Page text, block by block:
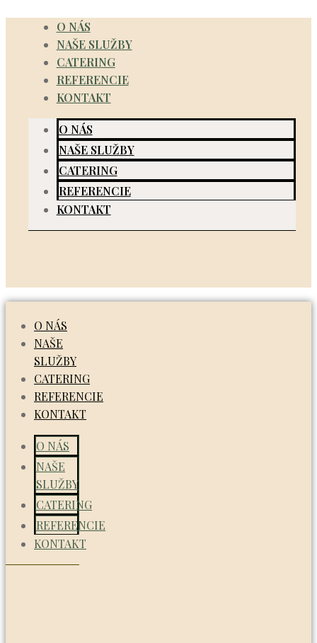
O NÁS
NAŠE SLUŽBY
CATERING
REFERENCIE
KONTAKT
O NÁS
NAŠE SLUŽBY
CATERING
REFERENCIE
KONTAKT
O NÁS
NAŠE
SLUŽBY
CATERING
REFERENCIE
KONTAKT
O NÁS
NAŠE
SLUŽBY
CATERING
REFERENCIE
KONTAKT